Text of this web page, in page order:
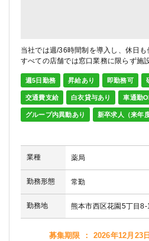
当社では週/36時間制を導入し、休日も
すべての店舗では窓口業務に限らず施
講する薬剤師には会費を負担するなど
す。その他各種手当あり
週5日勤務 昇給あり 即勤務可
交通費支給 白衣貸与あり 車通勤
グループ内異動あり 新卒求人（来年
業種 薬局
勤務形態 常勤
勤務地 熊本市西区花園5丁目8-
募集期限 ： 2026年12月23